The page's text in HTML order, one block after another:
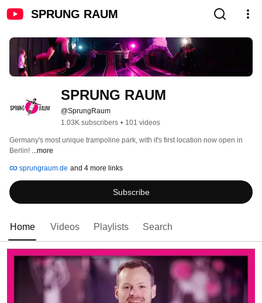
SPRUNG RAUM
SPRUNG RAUM
@SprungRaum
1.03K subscribers • 101 videos
Germany's most unique trampoline park‚ with it's first location now open in
Berlin! ...more
sprungraum.de and 4 more links
Subscribe
Home Videos Playlists Search